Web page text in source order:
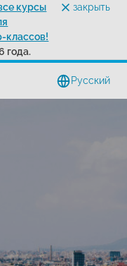
курсы
классов!
года.
закрыть
Pусский